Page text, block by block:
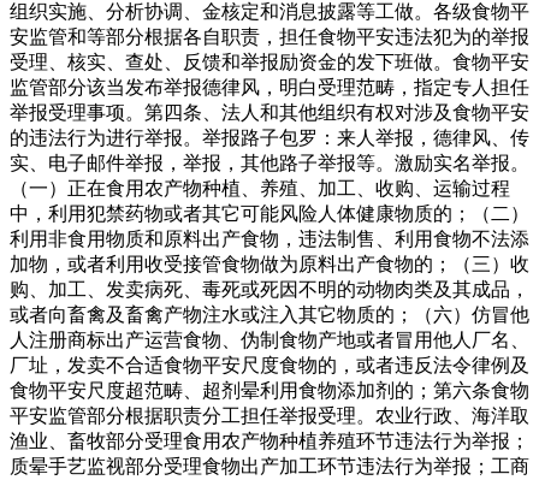
组织实施、分析协调、金核定和消息披露等工做。各级食物平
安监管和等部分根据各自职责，担任食物平安违法犯为的举报
受理、核实、查处、反馈和举报励资金的发下班做。食物平安
监管部分该当发布举报德律风，明白受理范畴，指定专人担任
举报受理事项。第四条、法人和其他组织有权对涉及食物平安
的违法行为进行举报。举报路子包罗：来人举报，德律风、传
实、电子邮件举报，举报，其他路子举报等。激励实名举报。
（一）正在食用农产物种植、养殖、加工、收购、运输过程
中，利用犯禁药物或者其它可能风险人体健康物质的；（二）
利用非食用物质和原料出产食物，违法制售、利用食物不法添
加物，或者利用收受接管食物做为原料出产食物的；（三）收
购、加工、发卖病死、毒死或死因不明的动物肉类及其成品，
或者向畜禽及畜禽产物注水或注入其它物质的；（六）仿冒他
人注册商标出产运营食物、伪制食物产地或者冒用他人厂名、
厂址，发卖不合适食物平安尺度食物的，或者违反法令律例及
食物平安尺度超范畴、超剂晕利用食物添加剂的；第六条食物
平安监管部分根据职责分工担任举报受理。农业行政、海洋取
渔业、畜牧部分受理食用农产物种植养殖环节违法行为举报；
质晕手艺监视部分受理食物出产加工环节违法行为举报；工商